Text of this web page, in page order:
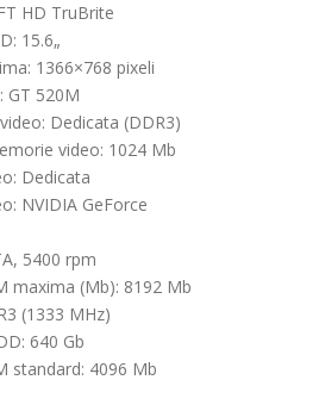
HD TruBrite
15.6„
1366×768 pixeli
GT 520M
Dedicata (DDR3)
video: 1024 Mb
Dedicata
NVIDIA GeForce
5400 rpm
maxima (Mb): 8192 Mb
(1333 MHz)
640 Gb
standard: 4096 Mb